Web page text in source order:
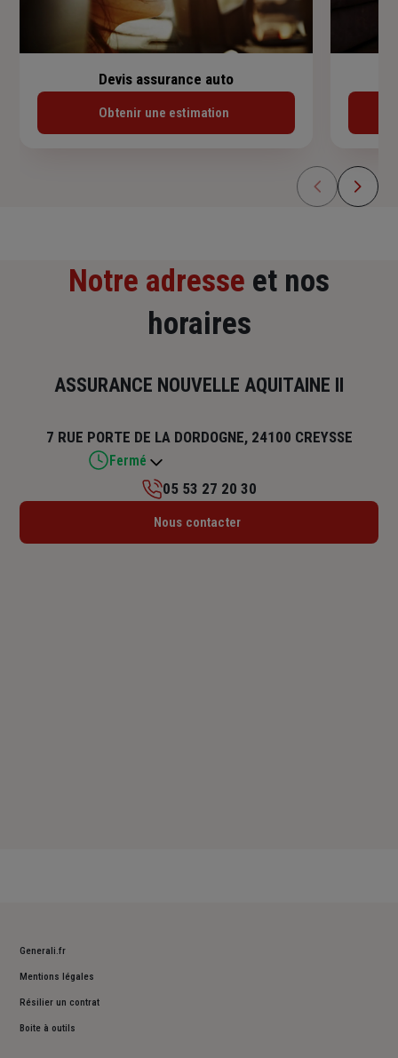
Devis assurance auto
Obtenir une estimation
Notre adresse et nos
horaires
ASSURANCE NOUVELLE AQUITAINE II
7 RUE PORTE DE LA DORDOGNE, 24100 CREYSSE
Fermé
Lundi : 08h30 – 12h / 13h30 – 17h
05 53 27 20 30
Nous contacter
Generali.fr
Mentions légales
Résilier un contrat
Boite à outils